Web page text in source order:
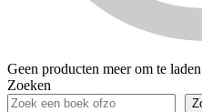
Geen producten meer om te laden
Zoeken